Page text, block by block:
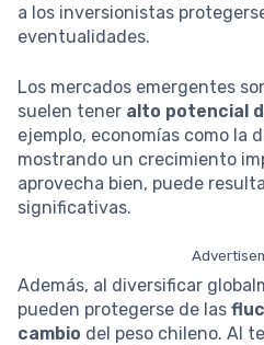
a los inversionistas
eventualidades.
Los mercados emergentes
suelen tener alto potencial
ejemplo, economías como la
mostrando un crecimiento
aprovecha bien, puede
significativas.
Además, al diversificar
pueden protegerse de las
cambio del peso chileno. Al